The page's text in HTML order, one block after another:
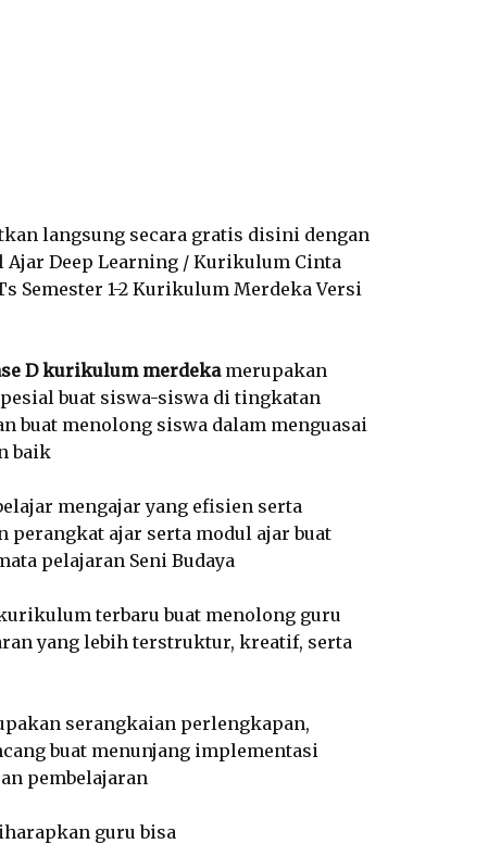
langsung secara gratis disini dengan
Ajar Deep Learning / Kurikulum Cinta
Semester 1-2 Kurikulum Merdeka Versi
D kurikulum merdekamerupakan
buat siswa-siswa di tingkatan
buat menolong siswa dalam menguasai
baik
mengajar yang efisien serta
perangkat ajar serta modul ajar buat
pelajaran Seni Budaya
terbaru buat menolong guru
yang lebih terstruktur, kreatif, serta
serangkaian perlengkapan,
buat menunjang implementasi
pembelajaran
guru bisa